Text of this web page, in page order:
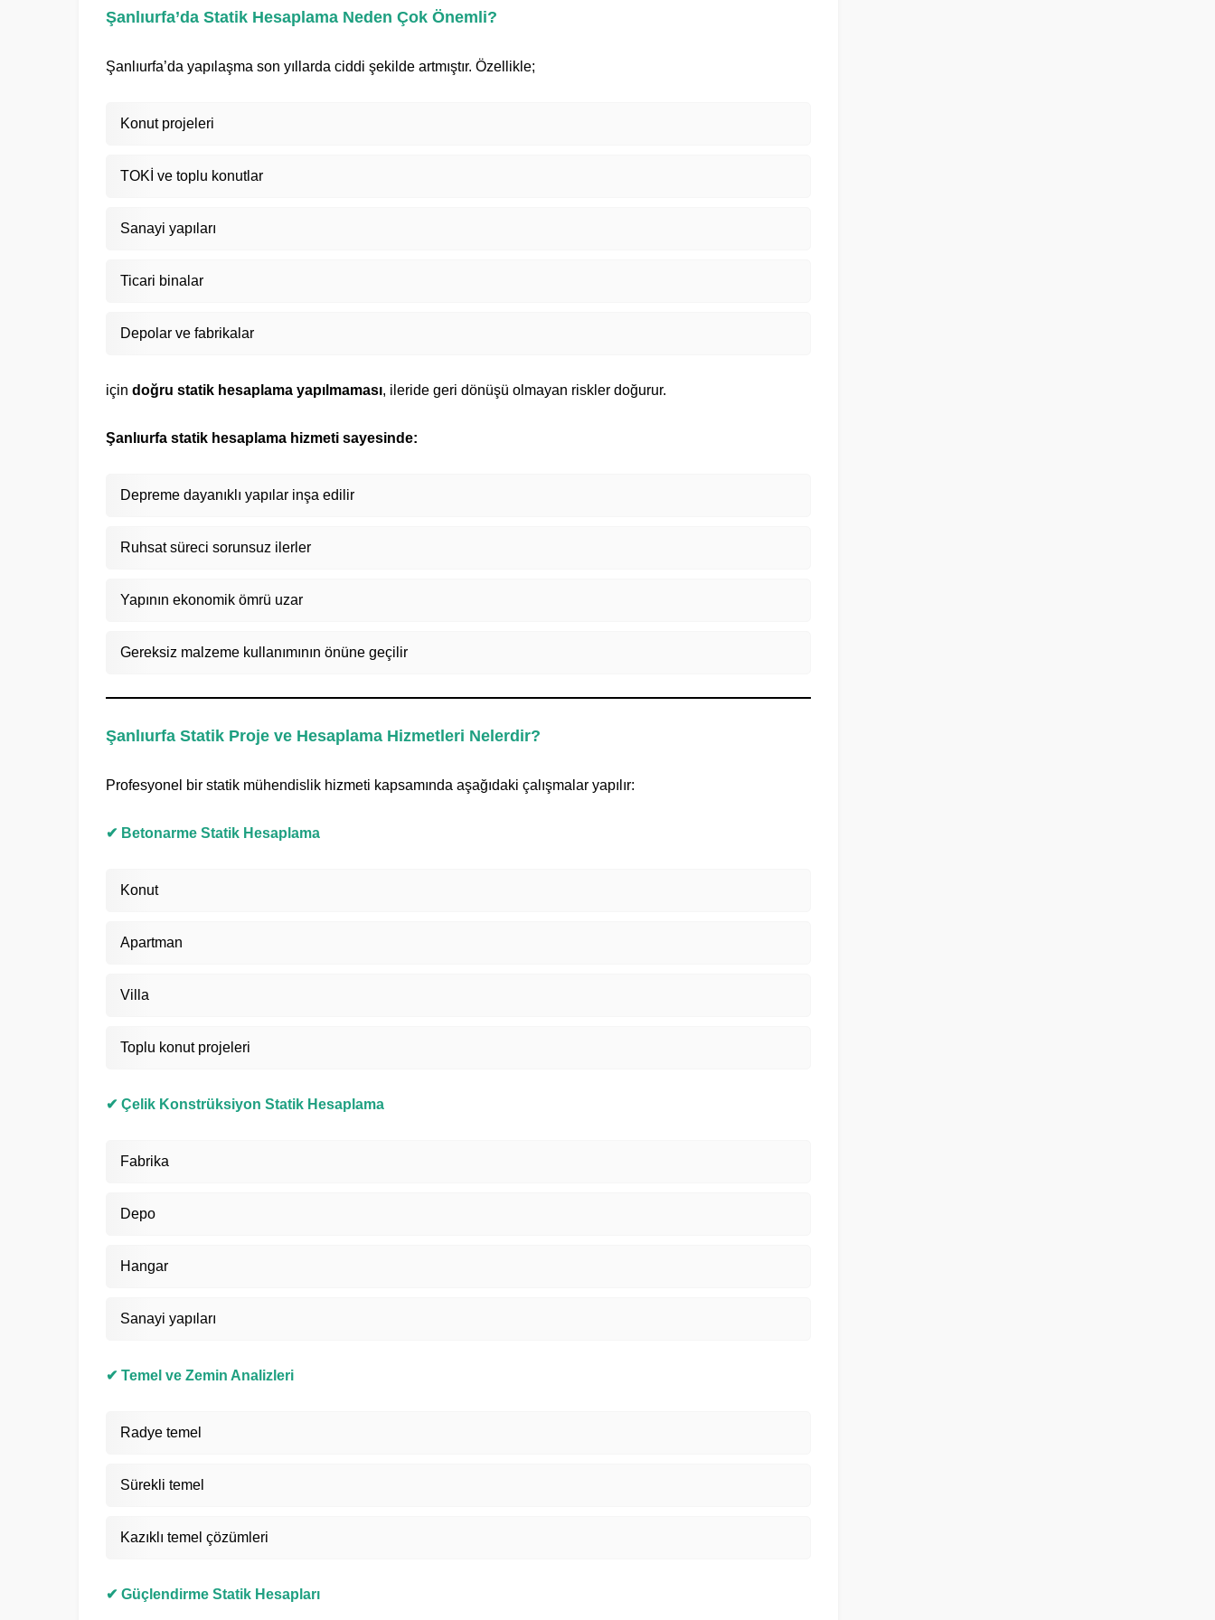
Şanlıurfa’da Statik Hesaplama Neden Çok Önemli?
Şanlıurfa’da yapılaşma son yıllarda ciddi şekilde artmıştır. Özellikle;
Konut projeleri
TOKİ ve toplu konutlar
Sanayi yapıları
Ticari binalar
Depolar ve fabrikalar
için doğru statik hesaplama yapılmaması, ileride geri dönüşü olmayan riskler doğurur.
Şanlıurfa statik hesaplama hizmeti sayesinde:
Depreme dayanıklı yapılar inşa edilir
Ruhsat süreci sorunsuz ilerler
Yapının ekonomik ömrü uzar
Gereksiz malzeme kullanımının önüne geçilir
Şanlıurfa Statik Proje ve Hesaplama Hizmetleri Nelerdir?
Profesyonel bir statik mühendislik hizmeti kapsamında aşağıdaki çalışmalar yapılır:
✔ Betonarme Statik Hesaplama
Konut
Apartman
Villa
Toplu konut projeleri
✔ Çelik Konstrüksiyon Statik Hesaplama
Fabrika
Depo
Hangar
Sanayi yapıları
✔ Temel ve Zemin Analizleri
Radye temel
Sürekli temel
Kazıklı temel çözümleri
✔ Güçlendirme Statik Hesapları